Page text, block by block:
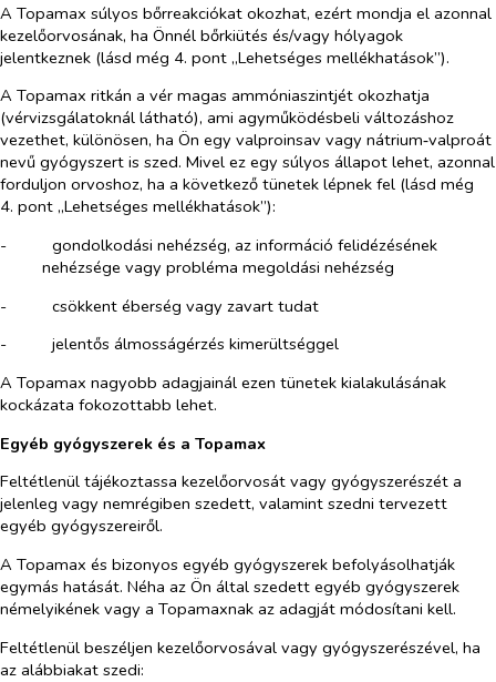
A Topamax súlyos bőrreakciókat okozhat, ezért mondja el azonnal
kezelőorvosának, ha Önnél bőrkiütés és/vagy hólyagok
jelentkeznek (lásd még 4. pont „Lehetséges mellékhatások”).
A Topamax ritkán a vér magas ammóniaszintjét okozhatja
(vérvizsgálatoknál látható), ami agyműködésbeli változáshoz
vezethet, különösen, ha Ön egy valproinsav vagy nátrium‑valproát
nevű gyógyszert is szed. Mivel ez egy súlyos állapot lehet, azonnal
forduljon orvoshoz, ha a következő tünetek lépnek fel (lásd még
4. pont „Lehetséges mellékhatások”):
-​
gondolkodási nehézség, az információ felidézésének
nehézsége vagy probléma megoldási nehézség
-​
csökkent éberség vagy zavart tudat
-​
jelentős álmosságérzés kimerültséggel
A Topamax nagyobb adagjainál ezen tünetek kialakulásának
kockázata fokozottabb lehet.
Egyéb gyógyszerek és a Topamax
Feltétlenül tájékoztassa kezelőorvosát vagy gyógyszerészét a
jelenleg vagy nemrégiben szedett, valamint szedni tervezett
egyéb gyógyszereiről.
A Topamax és bizonyos egyéb gyógyszerek befolyásolhatják
egymás hatását. Néha az Ön által szedett egyéb gyógyszerek
némelyikének vagy a Topamaxnak az adagját módosítani kell.
Feltétlenül beszéljen kezelőorvosával vagy gyógyszerészével, ha
az alábbiakat szedi: